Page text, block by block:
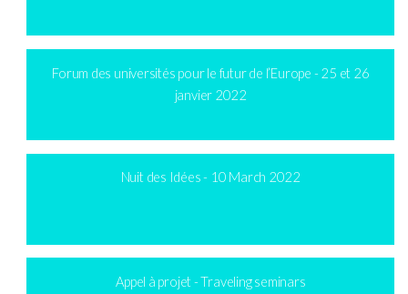
Forum des universités pour le futur de l’Europe - 25 et 26
janvier 2022
Nuit des Idées - 10 March 2022
Appel à projet - Traveling seminars